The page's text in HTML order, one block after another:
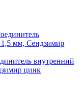
внутренний
цинк